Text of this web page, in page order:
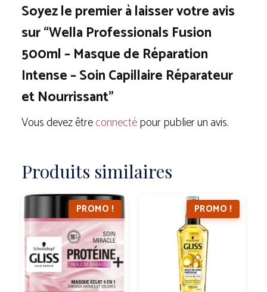
Soyez le premier à laisser votre avis
sur “Wella Professionals Fusion
500ml – Masque de Réparation
Intense – Soin Capillaire Réparateur
et Nourrissant”
Vous devez êtreconnectépour publier un avis.
Produits similaires
PROMO ! PROMO !